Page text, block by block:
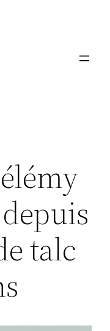
talc